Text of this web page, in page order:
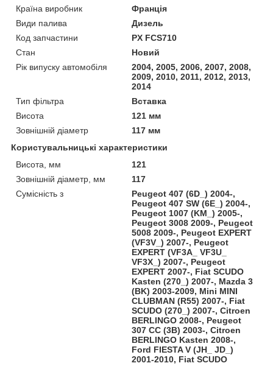
Країна виробник
Франція
Види палива
Дизель
Код запчастини
PX FCS710
Стан
Новий
Рік випуску автомобіля
2004, 2005, 2006, 2007, 2008,
2009, 2010, 2011, 2012, 2013,
2014
Тип фільтра
Вставка
Висота
121 мм
Зовнішній діаметр
117 мм
Користувальницькі характеристики
Висота, мм
121
Зовнішній діаметр, мм
117
Сумісність з
Peugeot 407 (6D_) 2004-,
Peugeot 407 SW (6E_) 2004-,
Peugeot 1007 (KM_) 2005-,
Peugeot 3008 2009-, Peugeot
5008 2009-, Peugeot EXPERT
(VF3V_) 2007-, Peugeot
EXPERT (VF3A_ VF3U_
VF3X_) 2007-, Peugeot
EXPERT 2007-, Fiat SCUDO
Kasten (270_) 2007-, Mazda 3
(BK) 2003-2009, Mini MINI
CLUBMAN (R55) 2007-, Fiat
SCUDO (270_) 2007-, Citroen
BERLINGO 2008-, Peugeot
307 CC (3B) 2003-, Citroen
BERLINGO Kasten 2008-,
Ford FIESTA V (JH_ JD_)
2001-2010, Fiat SCUDO